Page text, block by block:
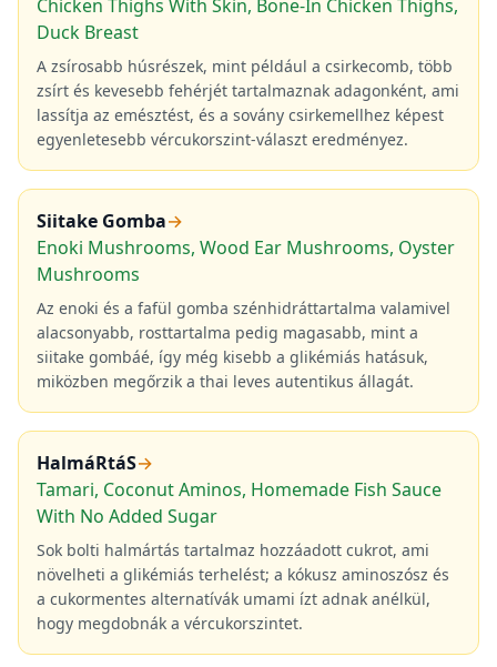
Chicken Thighs With Skin, Bone-In Chicken Thighs,
Duck Breast
A zsírosabb húsrészek, mint például a csirkecomb, több
zsírt és kevesebb fehérjét tartalmaznak adagonként, ami
lassítja az emésztést, és a sovány csirkemellhez képest
egyenletesebb vércukorszint-választ eredményez.
Siitake Gomba→
Enoki Mushrooms, Wood Ear Mushrooms, Oyster
Mushrooms
Az enoki és a fafül gomba szénhidráttartalma valamivel
alacsonyabb, rosttartalma pedig magasabb, mint a
siitake gombáé, így még kisebb a glikémiás hatásuk,
miközben megőrzik a thai leves autentikus állagát.
HalmáRtáS→
Tamari, Coconut Aminos, Homemade Fish Sauce
With No Added Sugar
Sok bolti halmártás tartalmaz hozzáadott cukrot, ami
növelheti a glikémiás terhelést; a kókusz aminoszósz és
a cukormentes alternatívák umami ízt adnak anélkül,
hogy megdobnák a vércukorszintet.